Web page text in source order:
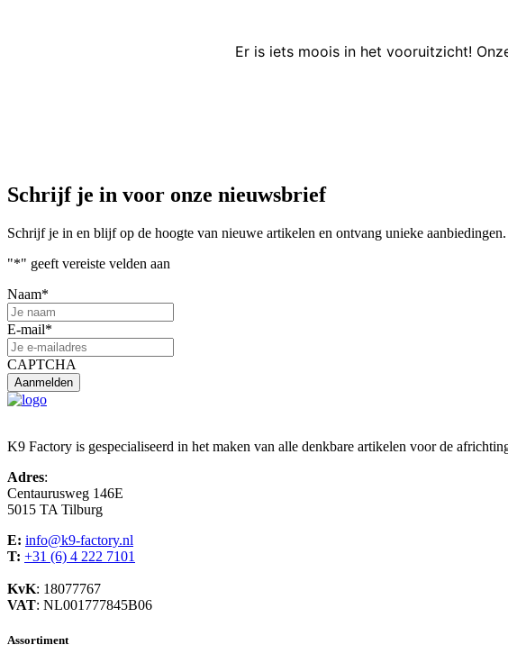
Er is iets moois in het vooruitzicht!
Schrijf je in voor onze nieuwsbrief
Schrijf je in en blijf op de hoogte van nieuwe artikelen en ontvang unieke aanbiedingen.
"*" geeft vereiste velden aan
Naam*
E-mail*
CAPTCHA
K9 Factory is gespecialiseerd in het maken van alle denkbare artikelen voor de
Adres:
Centaurusweg 146E
5015 TA Tilburg
E: info@k9-factory.nl
T: +31 (6) 4 222 7101
KvK: 18077767
VAT: NL001777845B06
Assortiment